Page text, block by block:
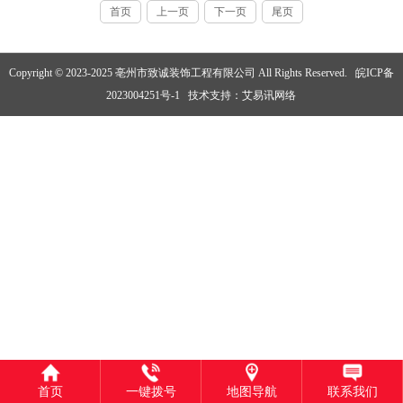
首页 上一页 下一页 尾页
Copyright © 2023-2025 亳州市致诚装饰工程有限公司 All Rights Reserved.
皖ICP备
2023004251号-1
技术支持：艾易讯网络
首页 一键拨号 地图导航 联系我们